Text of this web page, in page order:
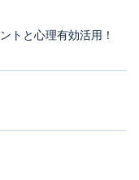
トと心理有効活用！